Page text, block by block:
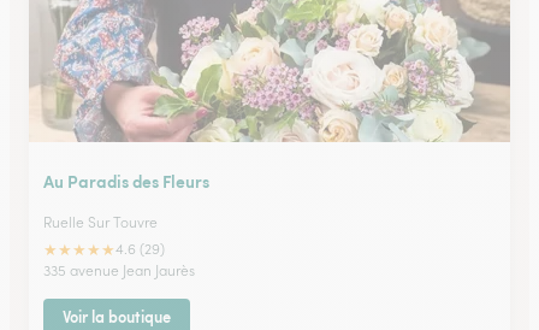
Au Paradis des Fleurs
Ruelle Sur Touvre
★★★★★4.6 (29)
335 avenue Jean Jaurès
Voir la boutique